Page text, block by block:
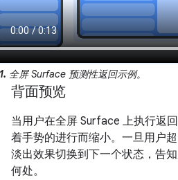
全屏 Surface 预测性返回示例。
背面预览
当用户在全屏 Surface 上执行返
着手势的进行而缩小。一旦用户
淡出效果切换到下一个状态，告
何处。